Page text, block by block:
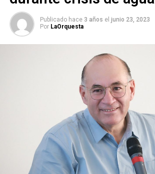
Publicado hace 3 años el junio 23, 2023
Por LaOrquesta